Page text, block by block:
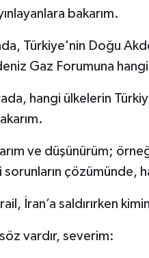
bakarım.
Türkiye'nin Doğu
Gaz Forumuna
hangi ülkelerin
ve düşünürüm;
sorunların çözümünde,
İran’a saldırırken
vardır, severim: